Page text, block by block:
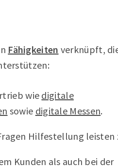
Fähigkeiten verknüpft,
wiedigitale
sowie digitale Messen.
Hilfestellung leisten
Kunden als auch bei der